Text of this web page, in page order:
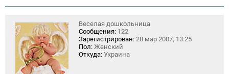
Веселая дошкольница
Сообщения: 122
Зарегистрирован: 28 мар 2007, 13:25
Пол: Женский
Откуда: Украина